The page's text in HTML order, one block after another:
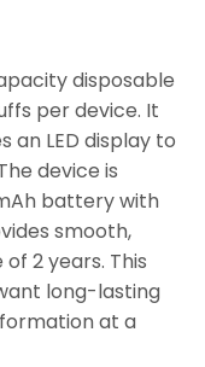
disposable
per device. It
an LED display to
device is
battery with
smooth,
2 years. This
long-lasting
at a